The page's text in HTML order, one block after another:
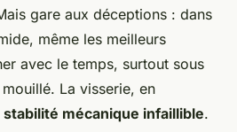
gare aux déceptions : dans
même les meilleurs
avec le temps, surtout sous
La visserie, en
stabilité mécanique infaillible.